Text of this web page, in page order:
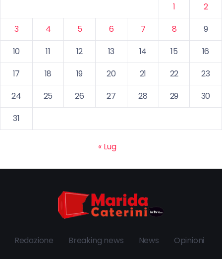
1
2
3
4 5 6 7 8
9
10
11 12 13 14 15
16
17
18 19 20 21 22
23
24
25 26 27 28 29
30
31
« Lug
Redazione Breaking news News Opinioni